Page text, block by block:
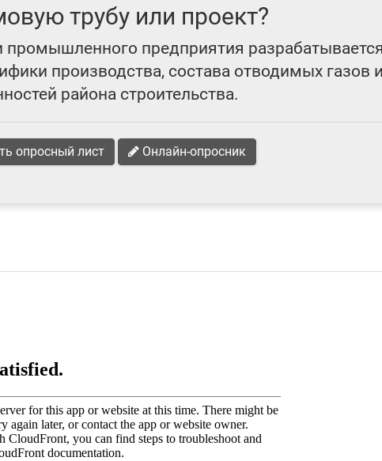
трубу или проект?
предприятия
производства, состава отводимых газов и
района строительства.
опросный лист Онлайн-опросник